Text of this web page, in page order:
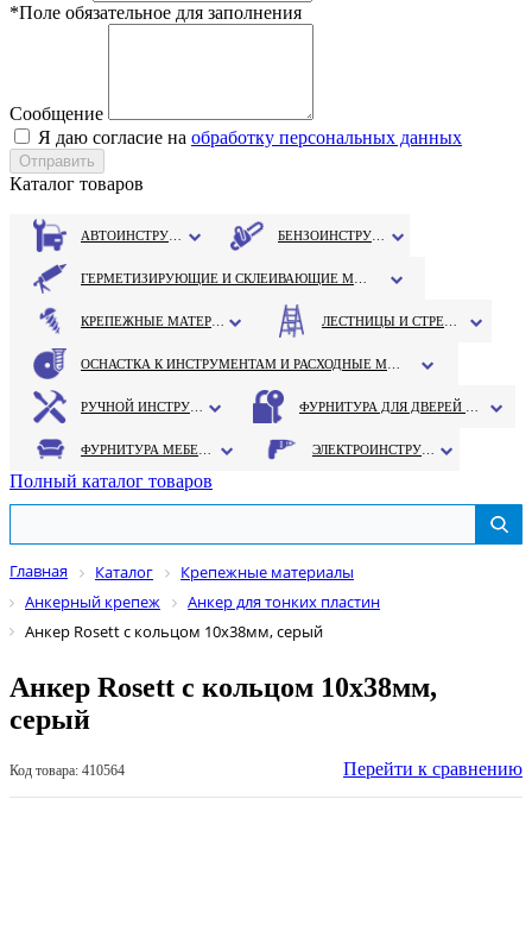
*Поле обязательное для заполнения
Сообщение
Я даю согласие на обработку персональных данных
Каталог товаров
Полный каталог товаров
Главная Каталог
Крепежные материалы
Анкерный крепеж
Анкер для тонких пластин
Анкер Rosett с кольцом 10х38мм, серый
Анкер Rosett с кольцом 10х38мм,
серый
Код товара: 410564 Перейти к сравнению